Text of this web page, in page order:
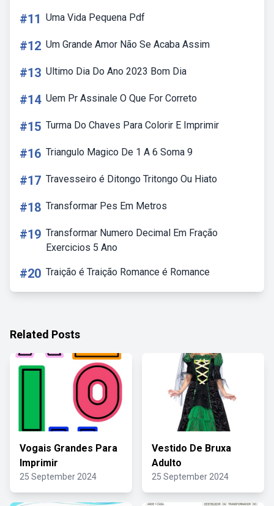
#11 Uma Vida Pequena Pdf
#12 Um Grande Amor Não Se Acaba Assim
#13 Ultimo Dia Do Ano 2023 Bom Dia
#14 Uem Pr Assinale O Que For Correto
#15 Turma Do Chaves Para Colorir E Imprimir
#16 Triangulo Magico De 1 A 6 Soma 9
#17 Travesseiro é Ditongo Tritongo Ou Hiato
#18 Transformar Pes Em Metros
#19 Transformar Numero Decimal Em Fração
Exercicios 5 Ano
#20 Traição é Traição Romance é Romance
Related Posts
Vogais Grandes Para
Imprimir
25 September 2024
Vestido De Bruxa
Adulto
25 September 2024